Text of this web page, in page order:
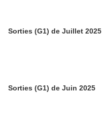
Sorties (G1) de Juillet 2025
Sorties (G1) de Juin 2025